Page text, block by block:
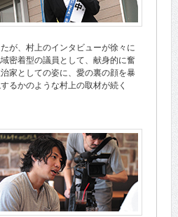
が、村上のインタビューが徐々に
密着型の議員として、献身的に奮
家としての姿に、愛の裏の顔を暴
るかのような村上の取材が続く